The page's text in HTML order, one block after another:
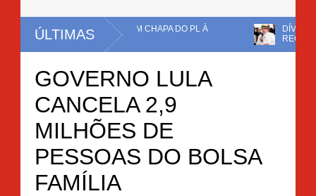
ÚLTIMAS
VICE EM CHAPA DO PL À
DÍVIDA PÚBLICA CHEGA
GOVERNO LULA
CANCELA 2,9
MILHÕES DE
PESSOAS DO BOLSA
FAMÍLIA